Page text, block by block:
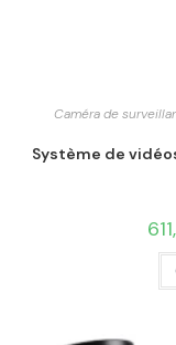
Caméra de
Système de